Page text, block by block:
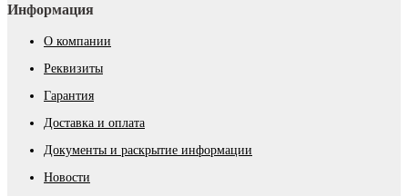
Информация
О компании
Реквизиты
Гарантия
Доставка и оплата
Документы и раскрытие информации
Новости